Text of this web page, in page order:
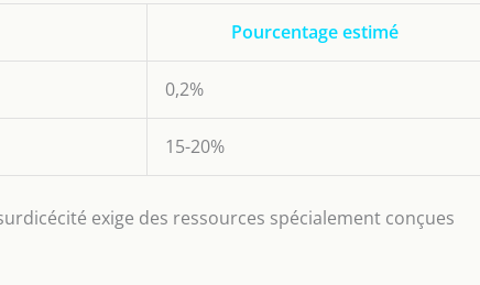
Pourcentage estimé
0,2%
15-20%
exige des ressources spécialement conçues